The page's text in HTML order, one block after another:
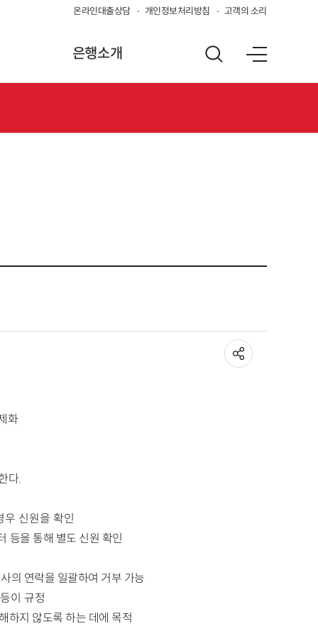
온라인대출상담 개인정보처리방침 고객의 소리
은행소개
화
다.
신원을 확인
등을 통해 별도 신원 확인
의 연락을 일괄하여 거부 가능
이 규정
하지 않도록 하는 데에 목적